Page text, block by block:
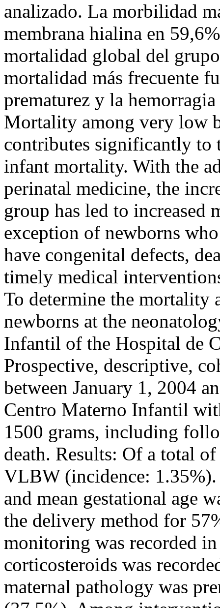
analizado. La morbilidad
membrana hialina en
mortalidad global del
mortalidad más frecuente
prematurez y la
Mortality among very low
contributes significantly to
infant mortality. With the
perinatal medicine, the
group has led to increased
exception of newborns
have congenital defects,
timely medical
To determine the
newborns at the
Infantil of the Hospital de
Prospective, descriptive,
between January 1, 2004
Centro Materno Infantil
1500 grams, including
death. Results: Of a total
VLBW (incidence: 1.35%).
and mean gestational age
the delivery method for
monitoring was recorded
corticosteroids was
maternal pathology was